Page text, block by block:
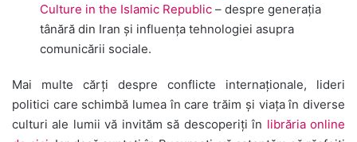
Culture in the Islamic Republic – despre generația
tânără din Iran și influența tehnologiei asupra
comunicării sociale.
Mai multe cărți despre conflicte internaționale, lideri
politici care schimbă lumea în care trăim și viața în diverse
culturi ale lumii vă invităm să descoperiți în librăria online